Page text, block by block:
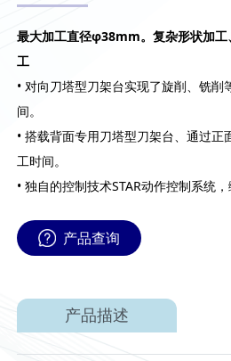
最大加工直径φ38mm。复杂形状加
工
• 对向刀塔型刀架台实现了旋削、铣
间。
• 搭载背面专用刀塔型刀架台、通过
工时间。
• 独自的控制技术STAR动作控制系统，
产品查询
产品描述